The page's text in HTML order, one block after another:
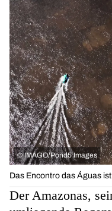
© IMAGO/Pond5 Images
Das Encontro das Águas
Der Amazonas,